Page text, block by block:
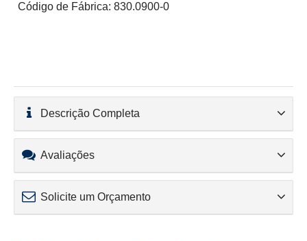
Código de Fábrica: 830.0900-0
Descrição Completa
Avaliações
Solicite um Orçamento